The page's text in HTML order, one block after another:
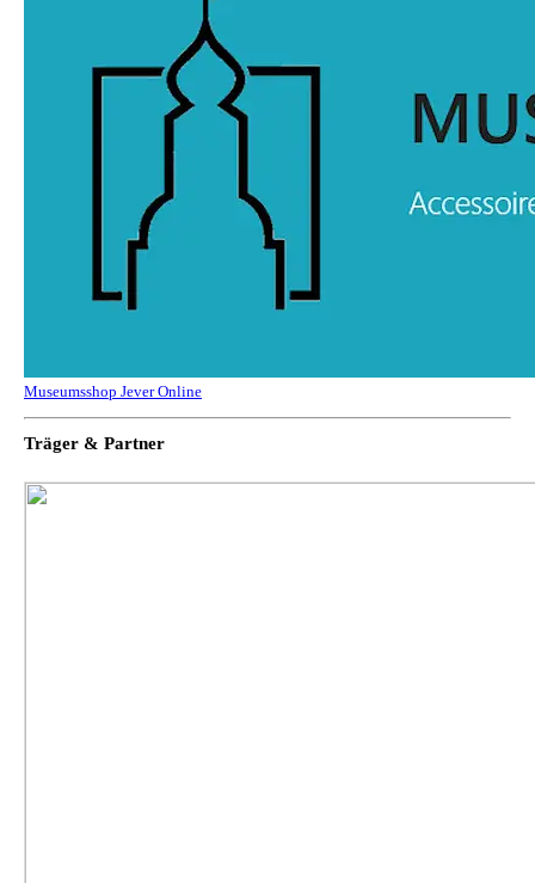
Museumsshop Jever Online
Träger & Partner